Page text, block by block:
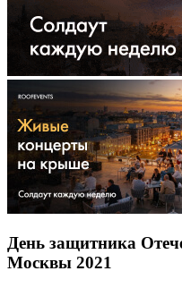
День защитника
Москвы 2021